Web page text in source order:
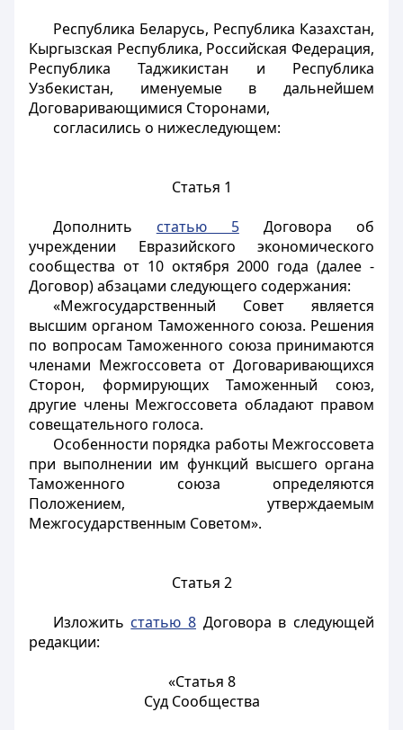
Республика Беларусь, Республика Казахстан,
Кыргызская Республика, Российская Федерация,
Республика Таджикистан и Республика
Узбекистан, именуемые в дальнейшем
Договаривающимися Сторонами,
согласились о нижеследующем:
Статья 1
Дополнить статью 5Договора об
учреждении Евразийского экономического
сообщества от 10 октября 2000 года (далее -
Договор) абзацами следующего содержания:
«Межгосударственный Совет является
высшим органом Таможенного союза. Решения
по вопросам Таможенного союза принимаются
членами Межгоссовета от Договаривающихся
Сторон, формирующих Таможенный союз,
другие члены Межгоссовета обладают правом
совещательного голоса.
Особенности порядка работы Межгоссовета
при выполнении им функций высшего органа
Таможенного союза определяются
Положением, утверждаемым
Межгосударственным Советом».
Статья 2
Изложить статью 8 Договора в следующей
редакции:
«Статья 8
Суд Сообщества